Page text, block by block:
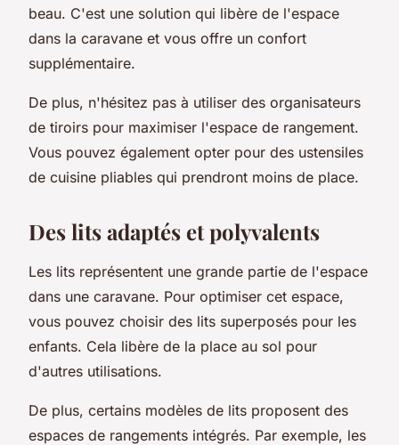
beau. C'est une solution qui libère de l'espace
dans la caravane et vous offre un confort
supplémentaire.
De plus, n'hésitez pas à utiliser des organisateurs
de tiroirs pour maximiser l'espace de rangement.
Vous pouvez également opter pour des ustensiles
de cuisine pliables qui prendront moins de place.
Des lits adaptés et polyvalents
Les lits représentent une grande partie de l'espace
dans une caravane. Pour optimiser cet espace,
vous pouvez choisir des lits superposés pour les
enfants. Cela libère de la place au sol pour
d'autres utilisations.
De plus, certains modèles de lits proposent des
espaces de rangements intégrés. Par exemple, les